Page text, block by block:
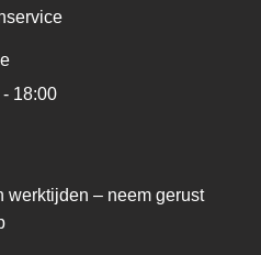
18:00
werktijden – neem gerust